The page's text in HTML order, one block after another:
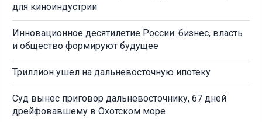
для киноиндустрии
Инновационное десятилетие России: бизнес, власть
и общество формируют будущее
Триллион ушел на дальневосточную ипотеку
Суд вынес приговор дальневосточнику, 67 дней
дрейфовавшему в Охотском море